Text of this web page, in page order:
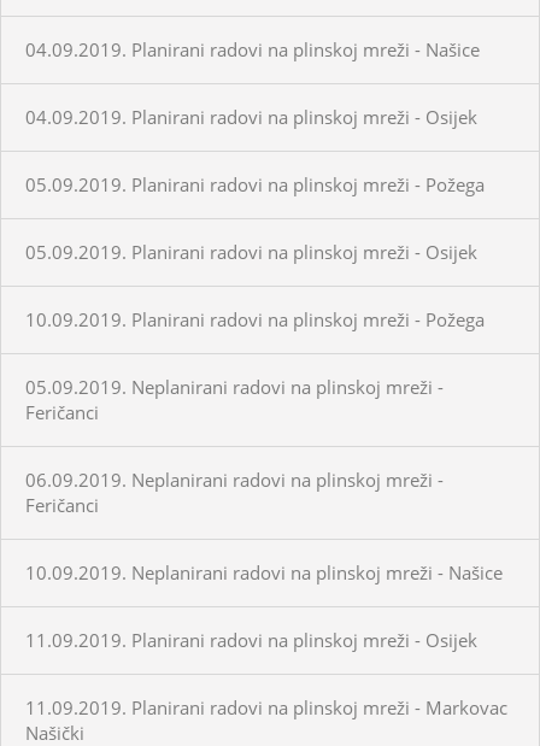
04.09.2019. Planirani radovi na plinskoj mreži - Našice
04.09.2019. Planirani radovi na plinskoj mreži - Osijek
05.09.2019. Planirani radovi na plinskoj mreži - Požega
05.09.2019. Planirani radovi na plinskoj mreži - Osijek
10.09.2019. Planirani radovi na plinskoj mreži - Požega
05.09.2019. Neplanirani radovi na plinskoj mreži -
Feričanci
06.09.2019. Neplanirani radovi na plinskoj mreži -
Feričanci
10.09.2019. Neplanirani radovi na plinskoj mreži - Našice
11.09.2019. Planirani radovi na plinskoj mreži - Osijek
11.09.2019. Planirani radovi na plinskoj mreži - Markovac
Našički